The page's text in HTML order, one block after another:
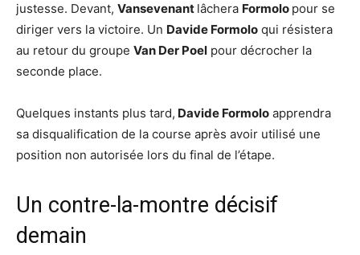
justesse. Devant, Vansevenant lâchera Formolo pour se
diriger vers la victoire. Un Davide Formolo qui résistera
au retour du groupe Van Der Poel pour décrocher la
seconde place.
Quelques instants plus tard, Davide Formolo apprendra
sa disqualification de la course après avoir utilisé une
position non autorisée lors du final de l’étape.
Un contre-la-montre décisif
demain